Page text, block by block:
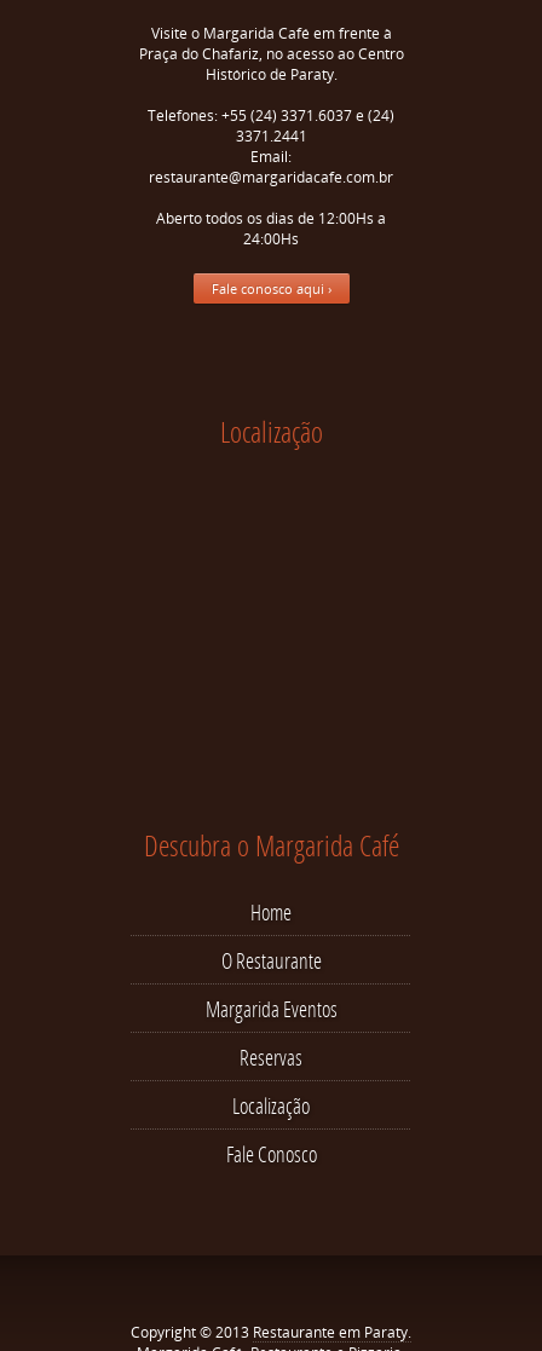
Visite o Margarida Café em frente à
Praça do Chafariz, no acesso ao Centro
Histórico de Paraty.
Telefones: +55 (24) 3371.6037 e (24)
3371.2441
Email:
restaurante@margaridacafe.com.br
Aberto todos os dias de 12:00Hs a
24:00Hs
Fale conosco aqui ›
Localização
Descubra o Margarida Café
Home
O Restaurante
Margarida Eventos
Reservas
Localização
Fale Conosco
Copyright © 2013 Restaurante em Paraty.